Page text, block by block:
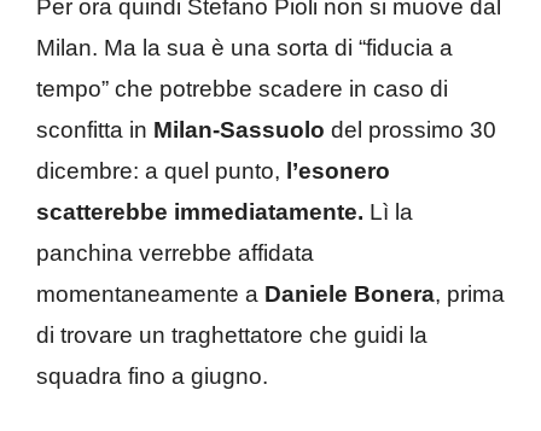
Per ora quindi Stefano Pioli non si muove dal
Milan. Ma la sua è una sorta di “fiducia a
tempo” che potrebbe scadere in caso di
sconfitta in Milan-Sassuolo del prossimo 30
dicembre: a quel punto, l’esonero
scatterebbe immediatamente. Lì la
panchina verrebbe affidata
momentaneamente a Daniele Bonera, prima
di trovare un traghettatore che guidi la
squadra fino a giugno.